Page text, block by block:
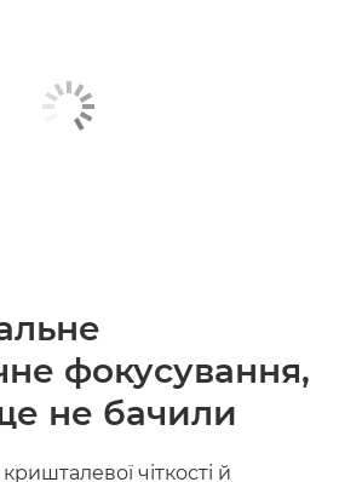
фокусування,
не бачили
чіткості й